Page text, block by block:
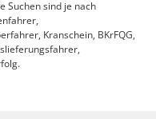
Suchen sind je nach
Kranschein, BKrFQG,